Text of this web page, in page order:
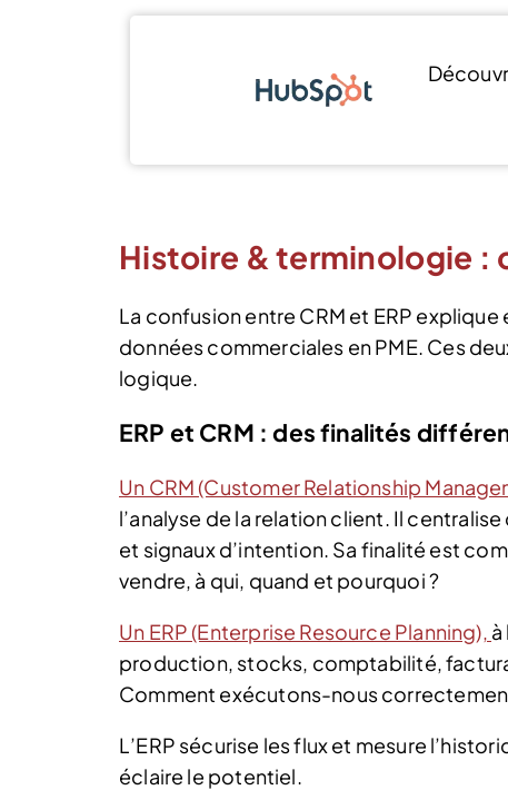
Histoire & terminologie :
La confusion entre CRM et ERP
données commerciales en PME. Ces
logique.
ERP et CRM : des finalités
Un CRM (Customer Relationship
l’analyse de la relation client. Il
et signaux d’intention. Sa finalité est
vendre, à qui, quand et pourquoi ?
Un ERP (Enterprise Resource Planning),
production, stocks, comptabilité,
Comment exécutons-nous
L’ERP sécurise les flux et mesure
éclaire le potentiel.